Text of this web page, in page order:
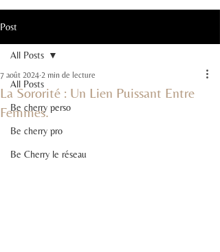
Post
All Posts
Be cherry perso
Be cherry pro
Be Cherry le réseau
All Posts
La Sororité : Un Lien Puissant Entre
Femmes.
7 août 2024 2 min de lecture